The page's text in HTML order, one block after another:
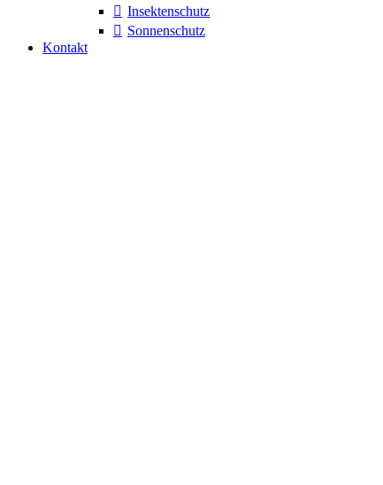
Insektenschutz
Sonnenschutz
Kontakt